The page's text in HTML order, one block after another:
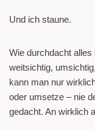
Und ich staune.
Wie durchdacht
weitsichtig,
kann man nur
oder umsetze – nie
gedacht. An wirklich